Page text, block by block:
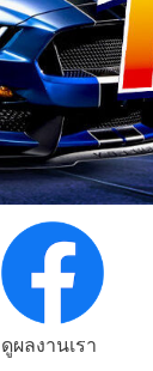
ดูผลงานเรา